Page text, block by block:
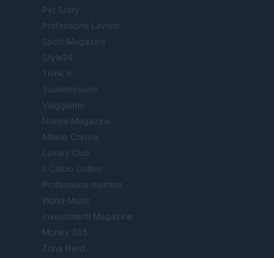
Pet Story
Professione Lavoro
Sport Magazine
Style24
Think.it
Tuobenessere
Viaggiamo
Nonne Magazine
Milano Cortina
Luxury Club
Il Calcio Online
Professione mamma
World Music
Investimenti Magazine
Money 365
Zona Nerd